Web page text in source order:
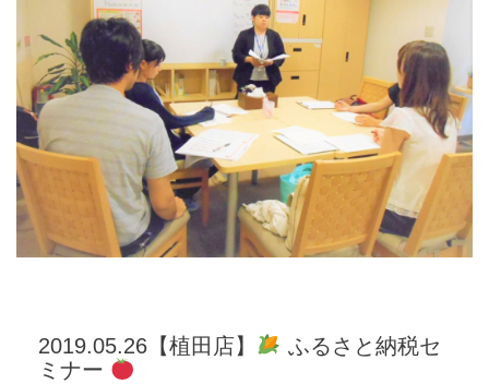
2019.05.26【植田店】
ふるさと納税セ
ミナー